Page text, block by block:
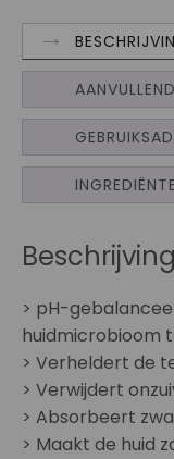
Beschrijving
> pH-
huidmicrobioom
> Verheldert de
> Verwijdert
> Absorbeert
> Maakt de huid